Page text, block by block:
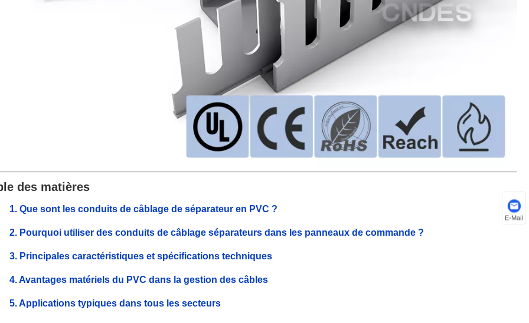
des matières
1. Que sont les conduits de câblage de séparateur en PVC ?
2. Pourquoi utiliser des conduits de câblage séparateurs dans les panneaux de commande ?
3. Principales caractéristiques et spécifications techniques
4. Avantages matériels du PVC dans la gestion des câbles
5. Applications typiques dans tous les secteurs
E-Mail